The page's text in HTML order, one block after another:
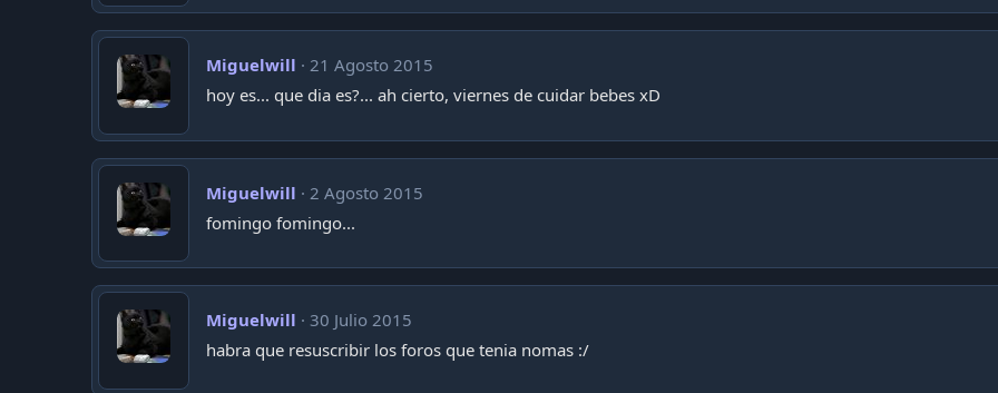
Miguelwill
21 Agosto 2015
hoy es... que dia es?... ah cierto, viernes de cuidar bebes xD
Miguelwill
2 Agosto 2015
fomingo fomingo...
Miguelwill
30 Julio 2015
habra que resuscribir los foros que tenia nomas :/